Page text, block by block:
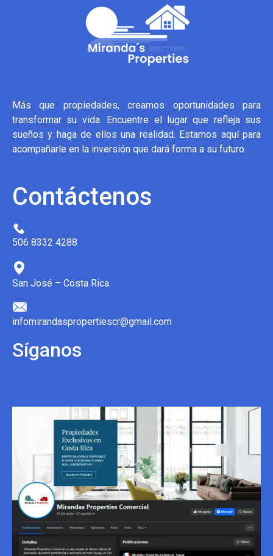
Más que propiedades, creamos oportunidades para
transformar su vida. Encuentre el lugar que refleja sus
sueños y haga de ellos una realidad. Estamos aquí para
acompañarle en la inversión que dará forma a su futuro.
Contáctenos
506 8332 4288
San José – Costa Rica
infomirandaspropertiescr@gmail.com
Síganos